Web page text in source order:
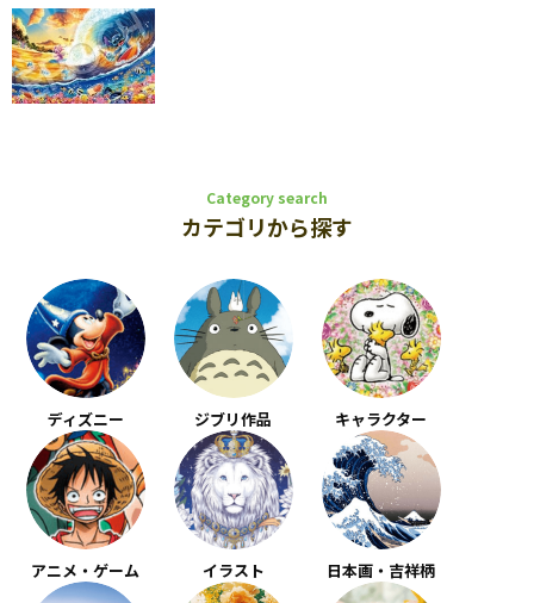
Category search
カテゴリから探す
ディズニー ジブリ作品 キャラクター
アニメ・ゲーム イラスト 日本画・吉祥柄